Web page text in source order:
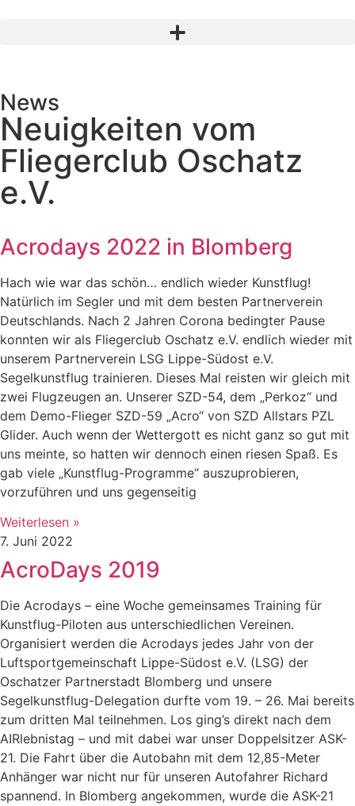
News
Neuigkeiten vom
Fliegerclub Oschatz
e.V.
Acrodays 2022 in Blomberg
Hach wie war das schön… endlich wieder Kunstflug!
Natürlich im Segler und mit dem besten Partnerverein
Deutschlands. Nach 2 Jahren Corona bedingter Pause
konnten wir als Fliegerclub Oschatz e.V. endlich wieder mit
unserem Partnerverein LSG Lippe-Südost e.V.
Segelkunstflug trainieren. Dieses Mal reisten wir gleich mit
zwei Flugzeugen an. Unserer SZD-54, dem „Perkoz“ und
dem Demo-Flieger SZD-59 „Acro“ von SZD Allstars PZL
Glider. Auch wenn der Wettergott es nicht ganz so gut mit
uns meinte, so hatten wir dennoch einen riesen Spaß. Es
gab viele „Kunstflug-Programme“ auszuprobieren,
vorzuführen und uns gegenseitig
Weiterlesen »
7. Juni 2022
AcroDays 2019
Die Acrodays – eine Woche gemeinsames Training für
Kunstflug-Piloten aus unterschiedlichen Vereinen.
Organisiert werden die Acrodays jedes Jahr von der
Luftsportgemeinschaft Lippe-Südost e.V. (LSG) der
Oschatzer Partnerstadt Blomberg und unsere
Segelkunstflug-Delegation durfte vom 19. – 26. Mai bereits
zum dritten Mal teilnehmen. Los ging’s direkt nach dem
AIRlebnistag – und mit dabei war unser Doppelsitzer ASK-
21. Die Fahrt über die Autobahn mit dem 12,85-Meter
Anhänger war nicht nur für unseren Autofahrer Richard
spannend. In Blomberg angekommen, wurde die ASK-21